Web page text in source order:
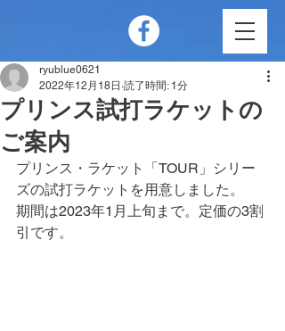
プリンス試打ラケットの
ご案内
ryublue0621
2022年12月18日 読了時間: 1分
プリンス・ラケット「TOUR」シリー
ズの試打ラケットを用意しました。
期間は2023年1月上旬まで。定価の3割
引です。